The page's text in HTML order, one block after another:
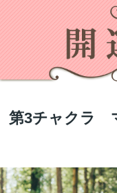
第3チャクラ